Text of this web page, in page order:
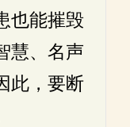
也能摧毁
慧、名声
此，要断